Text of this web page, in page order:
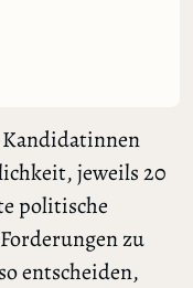
jeweils 20
politische
zu
entscheiden,